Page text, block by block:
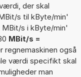
der skal
s til kByte/min'
s i kByte/min'
MBit/s =
også
værdi specifikt skal
man